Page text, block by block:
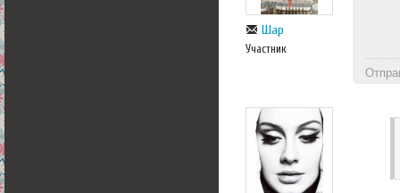
Шар
Участник